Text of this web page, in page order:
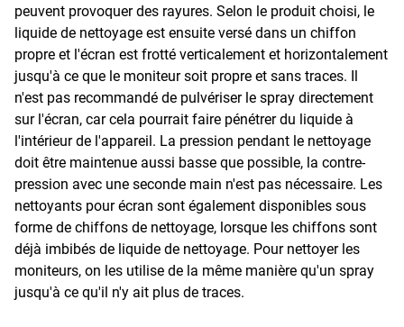
peuvent provoquer des rayures. Selon le produit choisi, le
liquide de nettoyage est ensuite versé dans un chiffon
propre et l'écran est frotté verticalement et horizontalement
jusqu'à ce que le moniteur soit propre et sans traces. Il
n'est pas recommandé de pulvériser le spray directement
sur l'écran, car cela pourrait faire pénétrer du liquide à
l'intérieur de l'appareil. La pression pendant le nettoyage
doit être maintenue aussi basse que possible, la contre-
pression avec une seconde main n'est pas nécessaire. Les
nettoyants pour écran sont également disponibles sous
forme de chiffons de nettoyage, lorsque les chiffons sont
déjà imbibés de liquide de nettoyage. Pour nettoyer les
moniteurs, on les utilise de la même manière qu'un spray
jusqu'à ce qu'il n'y ait plus de traces.